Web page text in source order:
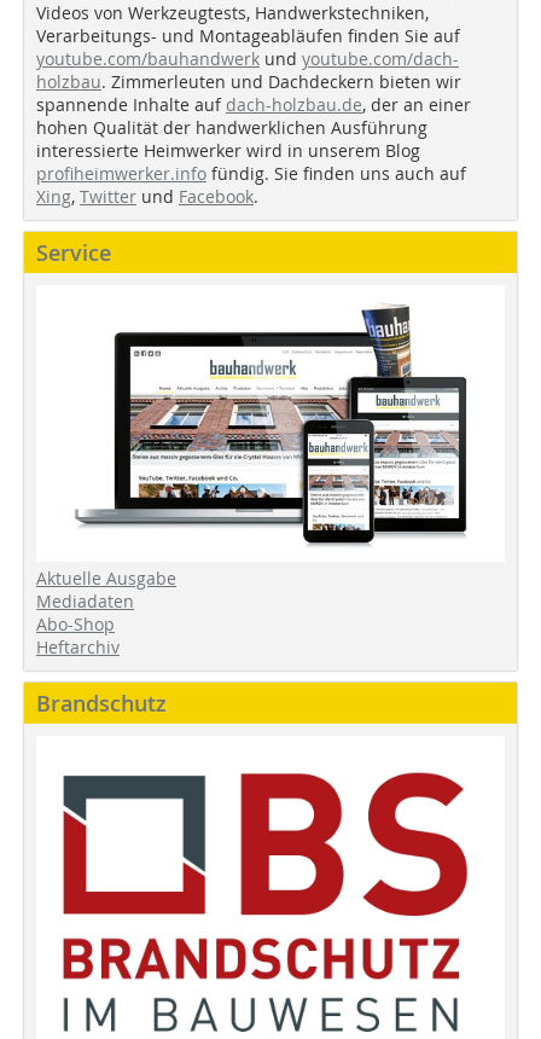
Videos von Werkzeugtests, Handwerkstechniken,
Verarbeitungs- und Montageabläufen finden Sie auf
youtube.com/bauhandwerk und youtube.com/dach-
holzbau. Zimmerleuten und Dachdeckern bieten wir
spannende Inhalte auf dach-holzbau.de, der an einer
hohen Qualität der handwerklichen Ausführung
interessierte Heimwerker wird in unserem Blog
profiheimwerker.info fündig. Sie finden uns auch auf
Xing, Twitter und Facebook.
Service
Aktuelle Ausgabe
Mediadaten
Abo-Shop
Heftarchiv
Brandschutz